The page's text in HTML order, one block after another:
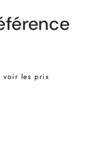
voir les prix